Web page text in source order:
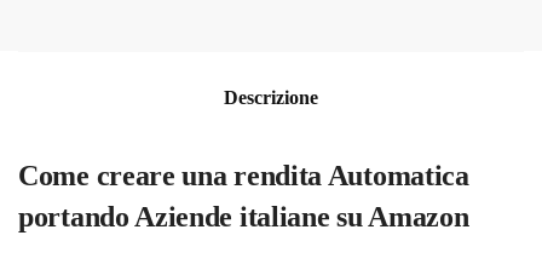
Descrizione
Come creare una rendita Automatica
portando Aziende italiane su Amazon